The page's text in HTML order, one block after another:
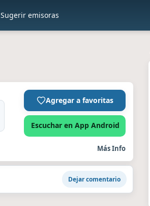
Sugerir emisoras
Agregar a favoritas
Escuchar en App Android
Más Info
Dejar comentario